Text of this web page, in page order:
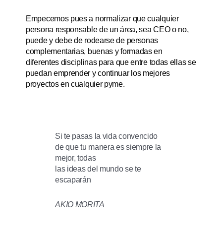
Empecemos pues a normalizar que cualquier
persona responsable de un área, sea CEO o no,
puede y debe de rodearse de personas
complementarias, buenas y formadas en
diferentes disciplinas para que entre todas ellas se
puedan emprender y continuar los mejores
proyectos en cualquier pyme.
Si te pasas la vida convencido
de que tu manera es siempre la
mejor, todas
las ideas del mundo se te
escaparán
AKIO MORITA